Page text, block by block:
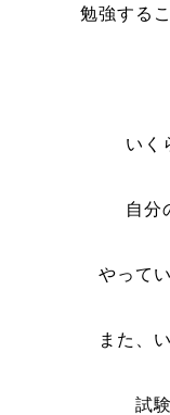
勉強する
いく
自分
やって
また、
試